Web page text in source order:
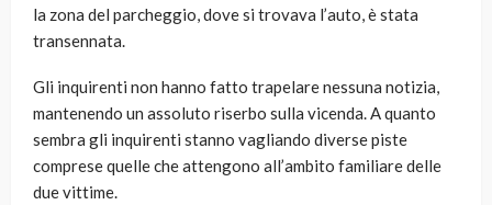
la zona del parcheggio, dove si trovava l’auto, è stata
transennata.
Gli inquirenti non hanno fatto trapelare nessuna notizia,
mantenendo un assoluto riserbo sulla vicenda. A quanto
sembra gli inquirenti stanno vagliando diverse piste
comprese quelle che attengono all’ambito familiare delle
due vittime.